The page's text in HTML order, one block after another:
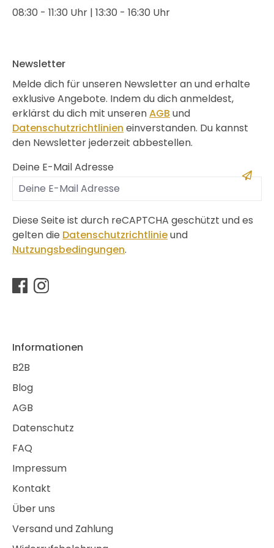
08:30 - 11:30 Uhr | 13:30 - 16:30 Uhr
Newsletter
Melde dich für unseren Newsletter an und erhalte
exklusive Angebote. Indem du dich anmeldest,
erklärst du dich mit unserenAGB und
Datenschutzrichtlinien einverstanden. Du kannst
den Newsletter jederzeit abbestellen.
Deine E-Mail Adresse
Diese Seite ist durch reCAPTCHA geschützt und es
gelten die Datenschutzrichtlinieund
Nutzungsbedingungen.
Informationen
B2B
Blog
AGB
Datenschutz
FAQ
Impressum
Kontakt
Über uns
Versand und Zahlung